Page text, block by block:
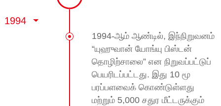
1994
1994-ஆம் ஆண்டில், இந்நிறுவனம்
“யுஹுவான் யோங்யு பிஸ்டன்
தொழிற்சாலை” என நிறுவப்பட்டுப்
பெயரிடப்பட்டது. இது 10 மூ
பரப்பளவைக் கொண்டுள்ளது
மற்றும் 5,000 சதுர மீட்டருக்கும்